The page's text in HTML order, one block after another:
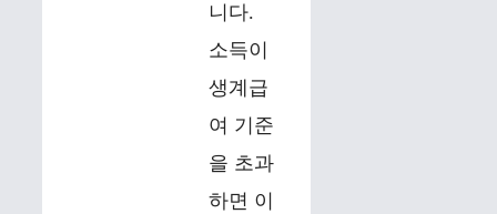
니다.
소득이
생계급
여 기준
을 초과
하면 이